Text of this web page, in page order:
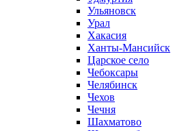
Ульяновск
Урал
Хакасия
Ханты-Мансийск
Царское село
Чебоксары
Челябинск
Чехов
Чечня
Шахматово